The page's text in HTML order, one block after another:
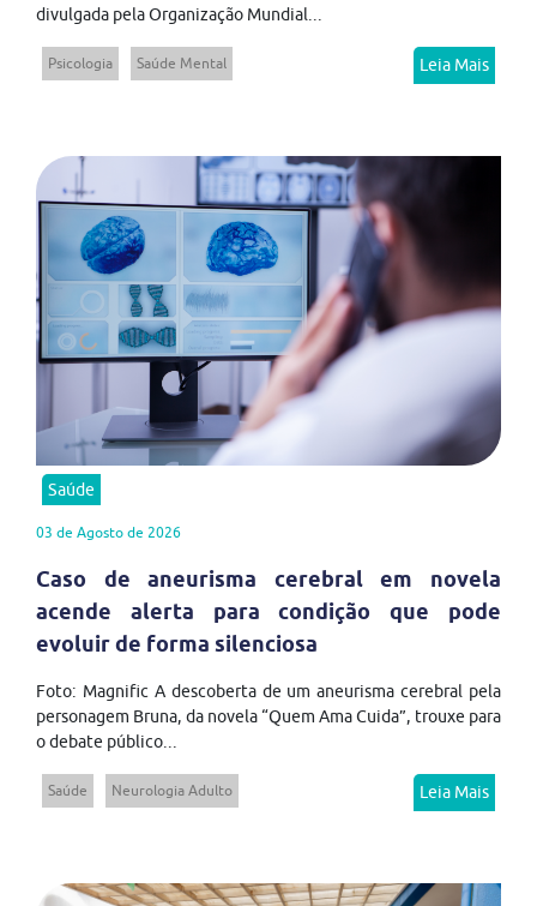
divulgada pela Organização Mundial...
Psicologia Saúde Mental Leia Mais
Saúde
03 de Agosto de 2026
Caso de aneurisma cerebral em novela
acende alerta para condição que pode
evoluir de forma silenciosa
Foto: Magnific A descoberta de um aneurisma cerebral pela
personagem Bruna, da novela “Quem Ama Cuida”, trouxe para
o debate público...
Saúde Neurologia Adulto Leia Mais